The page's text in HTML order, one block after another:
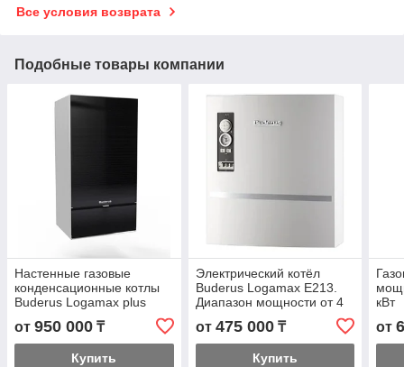
Все условия возврата
Подобные товары компании
Настенные газовые
конденсационные котлы
Buderus Logamax plus
GB172i. Мощность от 30
до 42 кВт.
от 950 000 ₸
Купить
Электрический котёл
Buderus Logamax E213.
Диапазон мощности от 4
от 475 000₸
Купить
кВт
от